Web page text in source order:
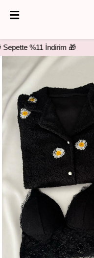
%11 İndirim 🎁